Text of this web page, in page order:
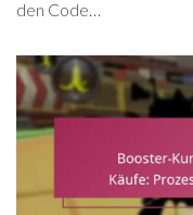
den Code…